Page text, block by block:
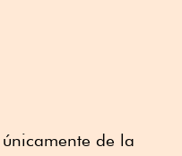
de la